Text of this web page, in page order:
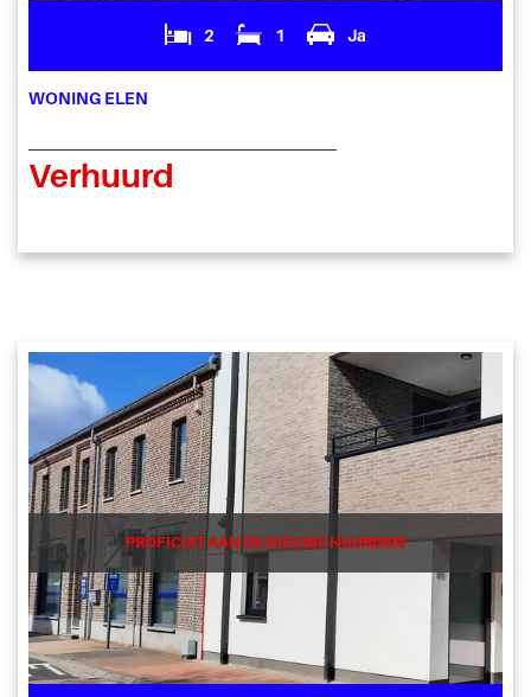
2 1 Ja
WONING ELEN
Verhuurd
PROFICIAT AAN DE NIEUWE HUURDER!